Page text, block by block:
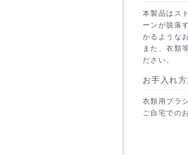
本製品はス
ーンが脱落
かるような
また、衣類
ださい。
お手入れ
衣類用ブラ
ご自宅での